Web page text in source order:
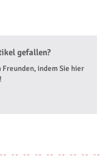
gefallen?
indem Sie hier